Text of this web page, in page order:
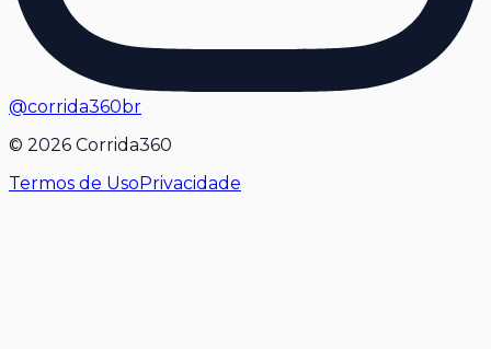
@corrida360br
© 2026 Corrida360
Termos de UsoPrivacidade